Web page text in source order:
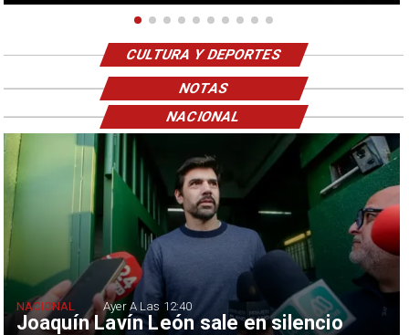
CULTURA Y DEPORTES
NOTAS
Joaquín Lavín León sale en silencio
NACIONAL Ayer A Las 12:40
NACIONAL